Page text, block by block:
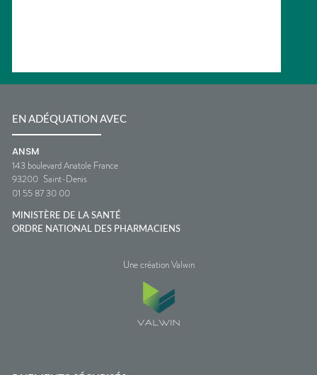
EN ADÉQUATION AVEC
ANSM
143 boulevard Anatole France
93200 Saint-Denis
01 55 87 30 00
MINISTÈRE DE LA SANTÉ
ORDRE NATIONAL DES PHARMACIENS
Une création Valwin